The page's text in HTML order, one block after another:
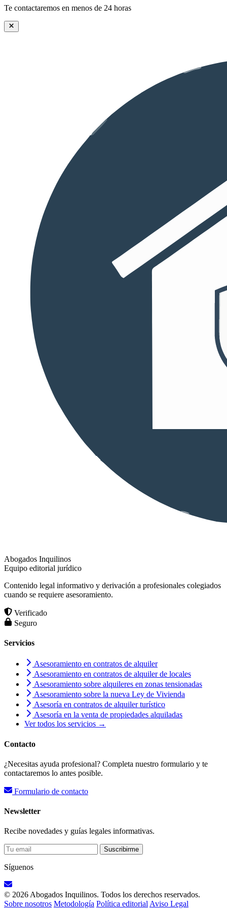
Te contactaremos en menos de 24 horas
Abogados Inquilinos
Equipo editorial jurídico
Contenido legal informativo y derivación a profesionales colegiados
cuando se requiere asesoramiento.
Verificado
Seguro
Servicios
Asesoramiento en contratos de alquiler
Asesoramiento en contratos de alquiler de locales
Asesoramiento sobre alquileres en zonas tensionadas
Asesoramiento sobre la nueva Ley de Vivienda
Asesoría en contratos de alquiler turístico
Asesoría en la venta de propiedades alquiladas
Ver todos los servicios →
Contacto
¿Necesitas ayuda profesional? Completa nuestro formulario y te
contactaremos lo antes posible.
Formulario de contacto
Newsletter
Recibe novedades y guías legales informativas.
Suscribirme
Síguenos
© 2026 Abogados Inquilinos. Todos los derechos reservados.
Sobre nosotros Metodología Política editorialAviso Legal